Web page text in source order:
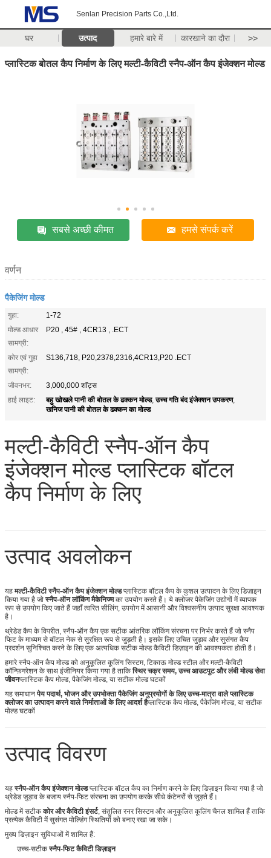
Senlan Precision Parts Co.,Ltd.
घर उत्पाद हमारे बारे में कारखाने का दौरा >>
प्लास्टिक बोतल कैप निर्माण के लिए मल्टी-कैविटी स्नैप-ऑन कैप इंजेक्शन मोल्ड
सबसे अच्छी कीमत हमसे संपर्क करें
वर्णन
पैकेजिंग मोल्ड
गुहा:
1-72
मोल्ड आधार
सामग्री:
P20 , 45# , 4CR13 , .ECT
कोर एवं गुहा
सामग्री:
S136,718, P20,2378,2316,4CR13,P20 .ECT
जीवनभर:
3,000,000 शॉट्स
हाई लाइट:
बहु खोखले पानी की बोतल के ढक्कन मोल्ड,उच्च गति बंद इंजेक्शन उपकरण,
खनिज पानी की बोतल के ढक्कन का मोल्ड
मल्टी-कैविटी स्नैप-ऑन कैप
इंजेक्शन मोल्ड प्लास्टिक बॉटल
कैप निर्माण के लिए
उत्पाद अवलोकन
यह मल्टी-कैविटी स्नैप-ऑन कैप इंजेक्शन मोल्डप्लास्टिक बॉटल कैप के कुशल उत्पादन के लिए डिज़ाइन
किया गया है जो स्नैप-ऑन लॉकिंग मैकेनिज्मका उपयोग करते हैं। ये क्लोजर पैकेजिंग उद्योगों में व्यापक
रूप से उपयोग किए जाते हैं जहाँ त्वरित सीलिंग, उपयोग में आसानी और विश्वसनीय उत्पाद सुरक्षा आवश्यक
है।
थ्रेडेड कैप के विपरीत, स्नैप-ऑन कैप एक सटीक आंतरिक लॉकिंग संरचना पर निर्भर करते हैं जो स्नैप
फिट के माध्यम से बॉटल नेक से सुरक्षित रूप से जुड़ती है। इसके लिए उचित जुड़ाव और सुसंगत कैप
प्रदर्शन सुनिश्चित करने के लिए एक अत्यधिक सटीक मोल्ड कैविटी डिज़ाइन की आवश्यकता होती है।
हमारे स्नैप-ऑन कैप मोल्ड को अनुकूलित कूलिंग सिस्टम, टिकाऊ मोल्ड स्टील और मल्टी-कैविटी
कॉन्फ़िगरेशन के साथ इंजीनियर किया गया है ताकि स्थिर चक्र समय, उच्च आउटपुट और लंबी मोल्ड सेवा
जीवनप्लास्टिक कैप मोल्ड, पैकेजिंग मोल्ड, या सटीक मोल्ड घटकों
यह समाधान पेय पदार्थ, भोजन और उपभोक्ता पैकेजिंग अनुप्रयोगों के लिए उच्च-मात्रा वाले प्लास्टिक
क्लोजर का उत्पादन करने वाले निर्माताओं के लिए आदर्श हैप्लास्टिक कैप मोल्ड, पैकेजिंग मोल्ड, या सटीक
मोल्ड घटकों
उत्पाद विवरण
यह स्नैप-ऑन कैप इंजेक्शन मोल्डप्लास्टिक बॉटल कैप का निर्माण करने के लिए डिज़ाइन किया गया है जो
थ्रेडेड जुड़ाव के बजाय स्नैप-फिट संरचना का उपयोग करके सीधे कंटेनरों से जुड़ते हैं।
मोल्ड में सटीक कोर और कैविटी इंसर्ट, संतुलित रनर सिस्टम और अनुकूलित कूलिंग चैनल शामिल हैं ताकि
प्रत्येक कैविटी में सुसंगत मोल्डिंग स्थितियों को बनाए रखा जा सके।
मुख्य डिज़ाइन सुविधाओं में शामिल हैं:
उच्च-सटीक स्नैप-फिट कैविटी डिज़ाइन